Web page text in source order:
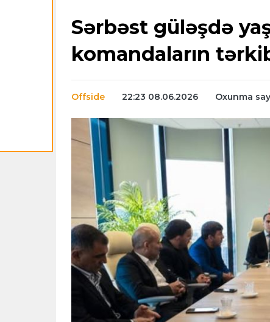
Sərbəst güləşdə
komandaların
Offside 22:23 08.06.2026 Oxunma